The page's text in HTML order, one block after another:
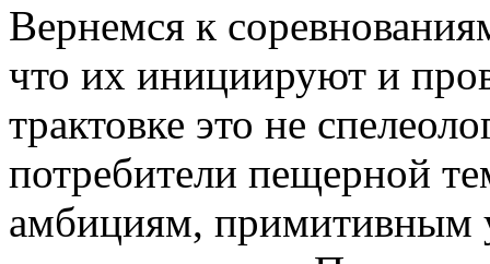
Вернемся к
что их инициируют и
трактовке это не
потребители пещерной
амбициям, примитивным